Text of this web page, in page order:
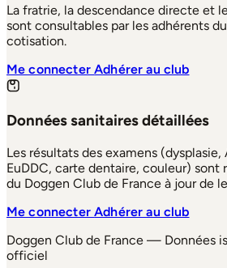
La fratrie, la descendance directe et
sont consultables par les adhérents
cotisation.
Me connecterAdhérer au club
Données sanitaires détaillées
Les résultats des examens (dysplasie,
EuDDC, carte dentaire, couleur) sont
du Doggen Club de France à jour de
Me connecterAdhérer au club
Doggen Club de France — Données
officiel